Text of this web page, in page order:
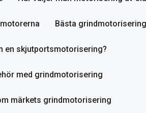
Bästa
en skjutportsmotorisering?
med grindmotorisering
märkets grindmotorisering